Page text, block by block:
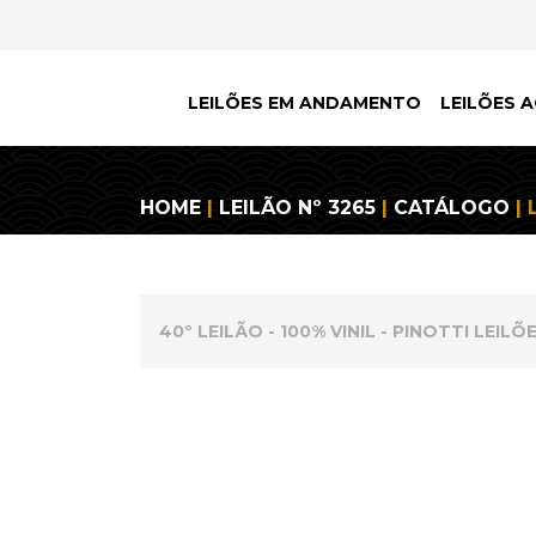
LEILÕES EM ANDAMENTO LEILÕES
HOME | LEILÃO Nº 3265 | CATÁLOGO |
40º LEILÃO - 100% VINIL - PINOTTI